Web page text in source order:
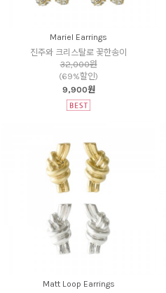
Mariel Earrings
진주와 크리스탈로 꽃한송이
32,000원
(69%할인)
9,900원
Matt Loop Earrings